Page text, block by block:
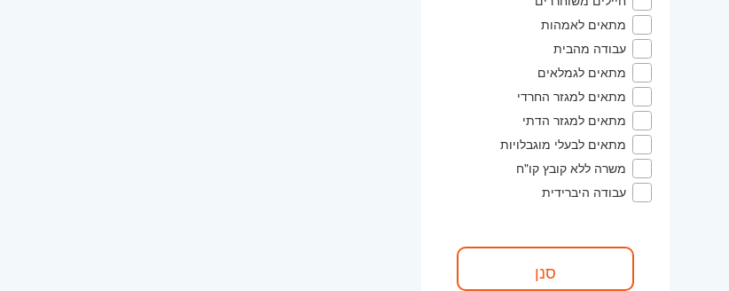
מתאים לאמהות
עבודה מהבית
מתאים לגמלאים
מתאים למגזר החרדי
מתאים למגזר הדתי
מתאים לבעלי מוגבלויות
משרה ללא קובץ קו"ח
עבודה היברידית